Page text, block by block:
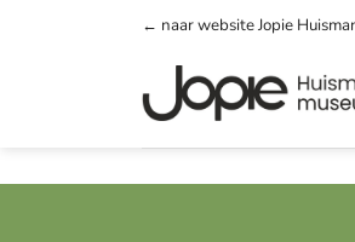
← naar website Jopie